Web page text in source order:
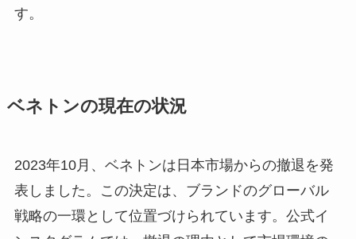
す。
ベネトンの現在の状況
2023年10月、ベネトンは日本市場からの撤退を発
表しました。この決定は、ブランドのグローバル
戦略の一環として位置づけられています。公式イ